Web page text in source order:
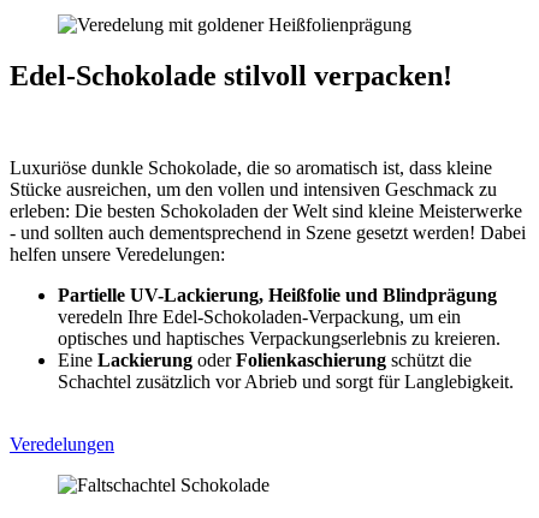
Edel-Schokolade stilvoll verpacken!
Luxuriöse dunkle Schokolade, die so aromatisch ist, dass kleine
Stücke ausreichen, um den vollen und intensiven Geschmack zu
erleben: Die besten Schokoladen der Welt sind kleine Meisterwerke
- und sollten auch dementsprechend in Szene gesetzt werden! Dabei
helfen unsere Veredelungen:
Partielle UV-Lackierung, Heißfolie und Blindprägung
veredeln Ihre Edel-Schokoladen-Verpackung, um ein
optisches und haptisches Verpackungserlebnis zu kreieren.
Eine Lackierung oderFolienkaschierung schützt die
Schachtel zusätzlich vor Abrieb und sorgt für Langlebigkeit.
Veredelungen